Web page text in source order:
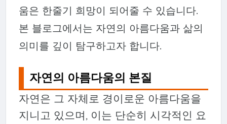
움은 한줄기 희망이 되어줄 수 있습니다.
본 블로그에서는 자연의 아름다움과 삶의
의미를 깊이 탐구하고자 합니다.
자연의 아름다움의 본질
자연은 그 자체로 경이로운 아름다움을
지니고 있으며, 이는 단순히 시각적인 요